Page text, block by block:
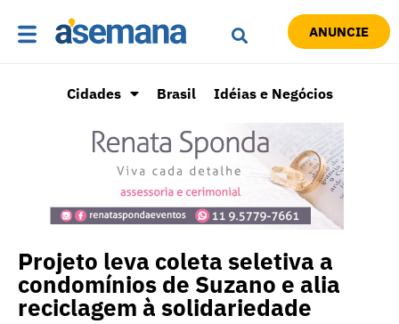
ANUNCIE
Cidades Brasil Idéias e Negócios
Projeto leva coleta seletiva a
condomínios de Suzano e alia
reciclagem à solidariedade